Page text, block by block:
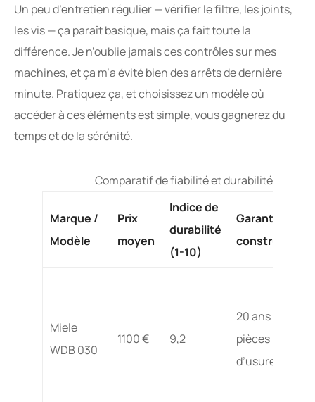
Un peu d’entretien régulier — vérifier le filtre, les joints,
les vis — ça paraît basique, mais ça fait toute la
différence. Je n’oublie jamais ces contrôles sur mes
machines, et ça m’a évité bien des arrêts de dernière
minute. Pratiquez ça, et choisissez un modèle où
accéder à ces éléments est simple, vous gagnerez du
temps et de la sérénité.
Comparatif de fiabilité et durabilité des
Marque /
Modèle
Prix
moyen
Indice de
durabilité
(1-10)
Garantie
constructeur
Miele
WDB 030
1100 € 9,2
20 ans (hors
pièces
d’usure)